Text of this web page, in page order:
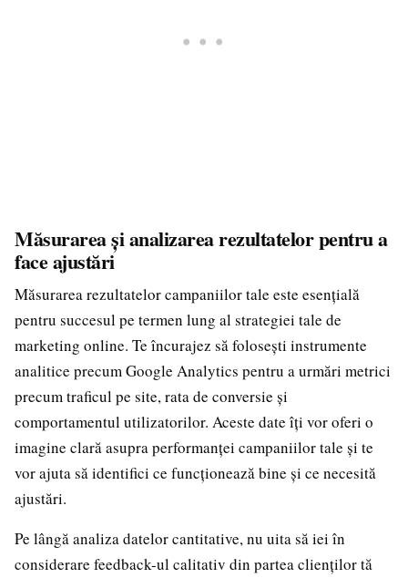
Măsurarea și analizarea rezultatelor pentru a
face ajustări
Măsurarea rezultatelor campaniilor tale este esențială
pentru succesul pe termen lung al strategiei tale de
marketing online. Te încurajez să folosești instrumente
analitice precum Google Analytics pentru a urmări metrici
precum traficul pe site, rata de conversie și
comportamentul utilizatorilor. Aceste date îți vor oferi o
imagine clară asupra performanței campaniilor tale și te
vor ajuta să identifici ce funcționează bine și ce necesită
ajustări.
Pe lângă analiza datelor cantitative, nu uita să iei în
considerare feedback-ul calitativ din partea clienților tă